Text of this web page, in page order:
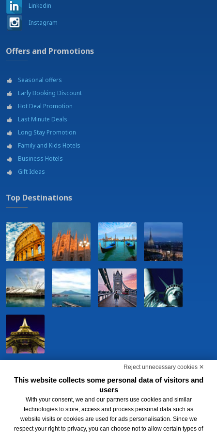
paiement
Museums - 900 m
Parcours avec le vélo tout-terrain
Piscine - 1 Km
Restaurant - Ai Campi (300 m)
Restaurant Lo Spuntino (500 m)
Salles de réunion
Service teinturerie
Shopping outlets - Palmanova (15 Km)
Tennis - 100 m
Terrains de mini-foot
Théâtre - 1 Km
Trekking
Linkedin
Instagram
Offers and Promotions
Seasonal offers
Early Booking Discount
Hot Deal Promotion
Last Minute Deals
Long Stay Promotion
Family and Kids Hotels
Business Hotels
Gift Ideas
Top Destinations
BWH Hotels Italia S.c.p.a. - Società Benefit - via Livraghi, 1/b - 20126
Reject unnecessary cookies ✕
This website collects some personal data of visitors and
users
With your consent, we and our partners use cookies and similar
technologies to store, access and process personal data such as
website visits or cookies are used for ads personalisation. Since we
respect your right to privacy, you can choose not to allow certain types of